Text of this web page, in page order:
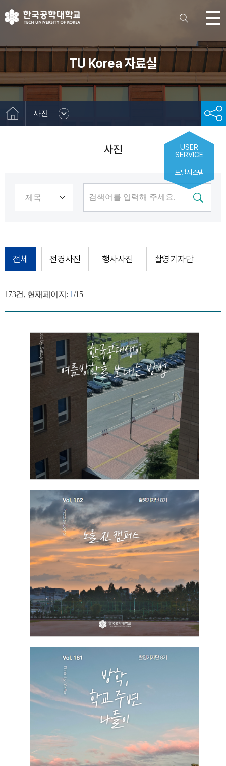
USER
SERVICE
포털시스템
TU Korea 자료실
사진
사진
전체 전경사진 행사사진 촬영기자단
173건, 현재페이지: 1/15
[촬영기자단]
한국공대생의 여름방학
2026.07.31 김서영
[촬영기자단]
노을 진 캠퍼스
2026.07.23 박동일
[촬영기자단]
방학, 학교 주변 나들이
2026.07.07 박예은